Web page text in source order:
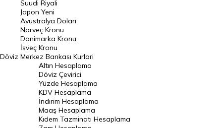
Avustralya Doları
Danimarka Kronu Kuru
Kanada Doları Kuru
Norveç Kronu Kuru
İsveç Kronu Kuru
Japon Yeni Kuru
Serbest Piyasa Döviz Kurları
Merkez Bankası Döviz Kurları
Döviz
Suudi Riyali
Japon Yeni
Avustralya Doları
Norveç Kronu
Danimarka Kronu
İsveç Kronu
Merkez Bankası Kurlari
Altın Hesaplama
Döviz Çevirici
Yüzde Hesaplama
KDV Hesaplama
İndirim Hesaplama
Maaş Hesaplama
Kıdem Tazminatı Hesaplama